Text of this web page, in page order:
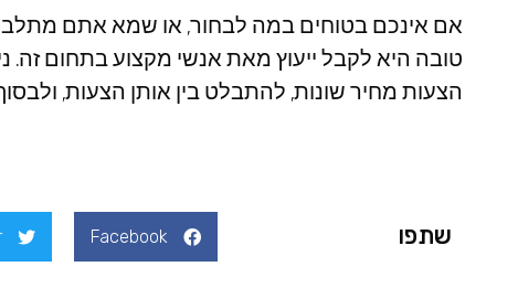
אם אינכם בטוחים במה לבחור, או שמא אתם
טובה היא לקבל ייעוץ מאת אנשי מקצוע בתחום
הצעות מחיר שונות, להתבלט בין אותן הצעות,
שתפו Facebook